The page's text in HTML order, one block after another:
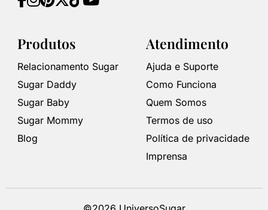
Produtos
Relacionamento Sugar
Sugar Daddy
Sugar Baby
Sugar Mommy
Blog
Atendimento
Ajuda e Suporte
Como Funciona
Quem Somos
Termos de uso
Política de privacidade
Imprensa